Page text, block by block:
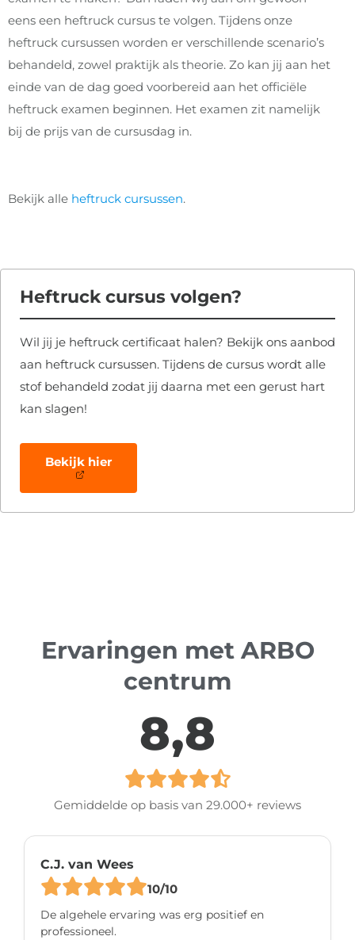
eens een heftruck cursus te volgen. Tijdens onze
heftruck cursussen worden er verschillende scenario’s
behandeld, zowel praktijk als theorie. Zo kan jij aan het
einde van de dag goed voorbereid aan het officiële
heftruck examen beginnen. Het examen zit namelijk
bij de prijs van de cursusdag in.
Bekijk alle heftruck cursussen.
Heftruck cursus volgen?
Wil jij je heftruck certificaat halen? Bekijk ons aanbod
aan heftruck cursussen. Tijdens de cursus wordt alle
stof behandeld zodat jij daarna met een gerust hart
kan slagen!
Bekijk hier
Ervaringen met ARBO
centrum
8,8
Gemiddelde op basis van 29.000+ reviews
C.J. van Wees
10/10
De algehele ervaring was erg positief en
professioneel.